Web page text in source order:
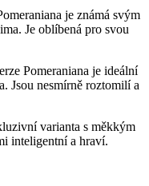
je známá ⁢svým
Je oblíbená pro svou
Pomeraniana je⁤ ideální
Jsou nesmírně ​roztomilí ​a‌
varianta s měkkým‌
inteligentní a ⁢hraví.